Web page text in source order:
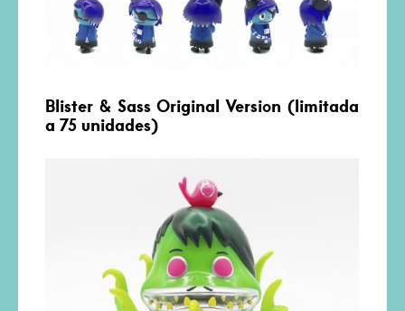
Blister & Sass Original Version (limitada
a 75 unidades)